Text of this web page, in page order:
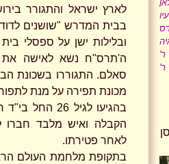
לארץ ישראל והתגורר
בבית המדרש "שושנים
ובלילות ישן על ספסלי
ה'תרס"ח נשא לאישה
סאלם. התגוררו בשכונת
מכונת תפירה על מנת
בהגיעו לגיל
הקבלה ואיש מלבד חברו
לאחר פטירתו.
בתקופת מלחמת העולם